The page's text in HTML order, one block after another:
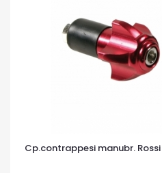
Cp.contrappesi manubr. Rossi